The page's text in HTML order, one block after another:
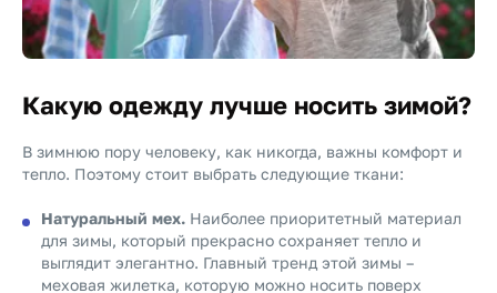
Какую одежду лучше носить зимой?
В зимнюю пору человеку, как никогда, важны комфорт и
тепло. Поэтому стоит выбрать следующие ткани:
Натуральный мех. Наиболее приоритетный материал
для зимы, который прекрасно сохраняет тепло и
выглядит элегантно. Главный тренд этой зимы –
меховая жилетка, которую можно носить поверх